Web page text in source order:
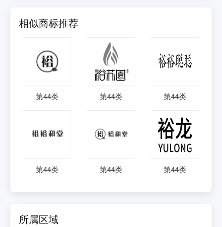
相似商标推荐
第44类 第44类 第44类
第44类 第44类 第44类
所属区域